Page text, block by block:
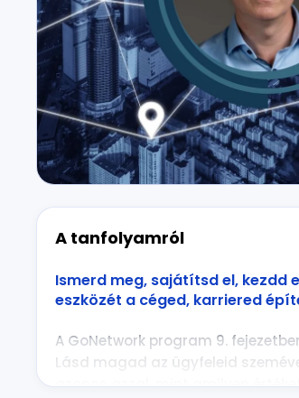
A tanfolyamról
Ismerd meg, sajátítsd el, kezdd
eszközét a céged, karriered
A GoNetwork program 9.
Lásd magad az ügyfeleid
azonos azzal, mint amilyen